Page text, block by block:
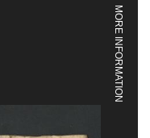
MORE INFORMATION